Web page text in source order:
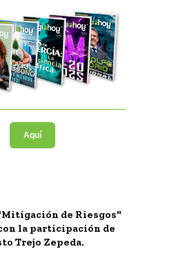
Aquí
de Riesgos"
la participación de
Trejo Zepeda.